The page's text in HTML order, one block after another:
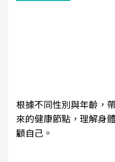
根據不同性別與年齡，
來的健康節點，理解身
顧自己。